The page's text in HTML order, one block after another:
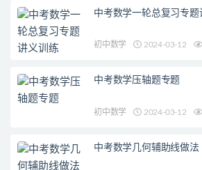
中考数学一轮总复习专题
初中数学 2024-03-12
中考数学压轴题专题
初中数学 2024-03-12
中考数学几何辅助线做法